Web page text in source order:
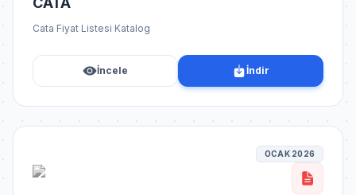
Cata Fiyat Listesi Katalog
İncele İndir
OCAK 2026